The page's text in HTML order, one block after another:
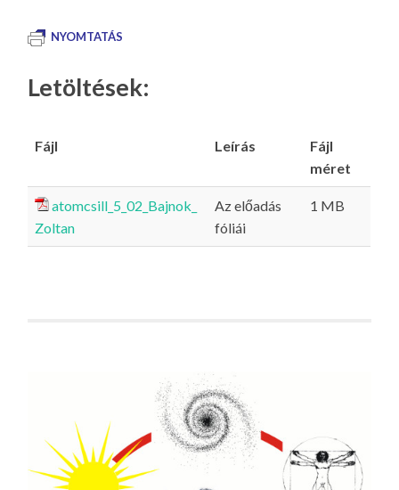
NYOMTATÁS
Letöltések:
Fájl Leírás
Fájl
méret
atomcsill_5_02_Bajnok_
Zoltan
Az előadás
fóliái
1 MB